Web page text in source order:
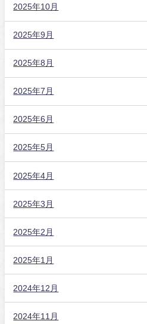
2025年10月
2025年9月
2025年8月
2025年7月
2025年6月
2025年5月
2025年4月
2025年3月
2025年2月
2025年1月
2024年12月
2024年11月